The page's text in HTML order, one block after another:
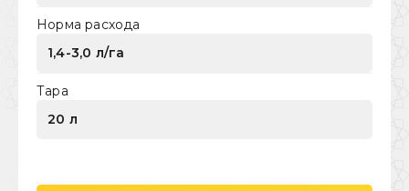
Норма расхода
1,4-3,0 л/га
Тара
20 л